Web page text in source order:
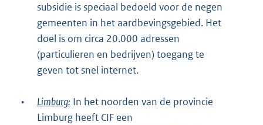
subsidie is speciaal bedoeld voor de negen
gemeenten in het aardbevingsgebied. Het
doel is om circa 20.000 adressen
(particulieren en bedrijven) toegang te
geven tot snel internet.
• Limburg: In het noorden van de provincie
Limburg heeft CIF een